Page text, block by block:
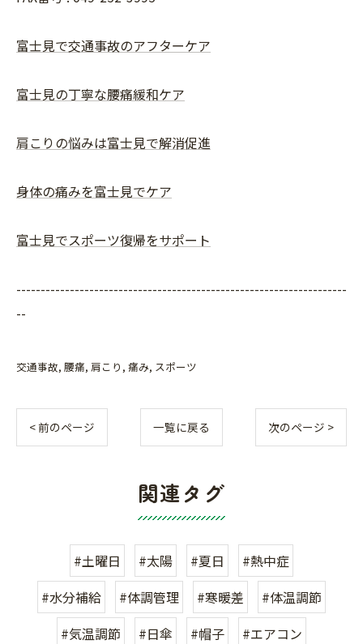
富士見で交通事故のアフターケア
富士見の丁寧な腰痛緩和ケア
肩こりの悩みは富士見で解消促進
身体の痛みを富士見でケア
富士見でスポーツ復帰をサポート
--------------------------------------------------------------------
--
交通事故 腰痛 肩こり 痛み スポーツ
< 前のページ 一覧に戻る 次のページ >
関連タグ
#土曜日 #太陽 #夏日
#熱中症
#水分補給
#体調管理 #寒暖差
#体温調節
#気温調節
#日傘 #帽子
#エアコン